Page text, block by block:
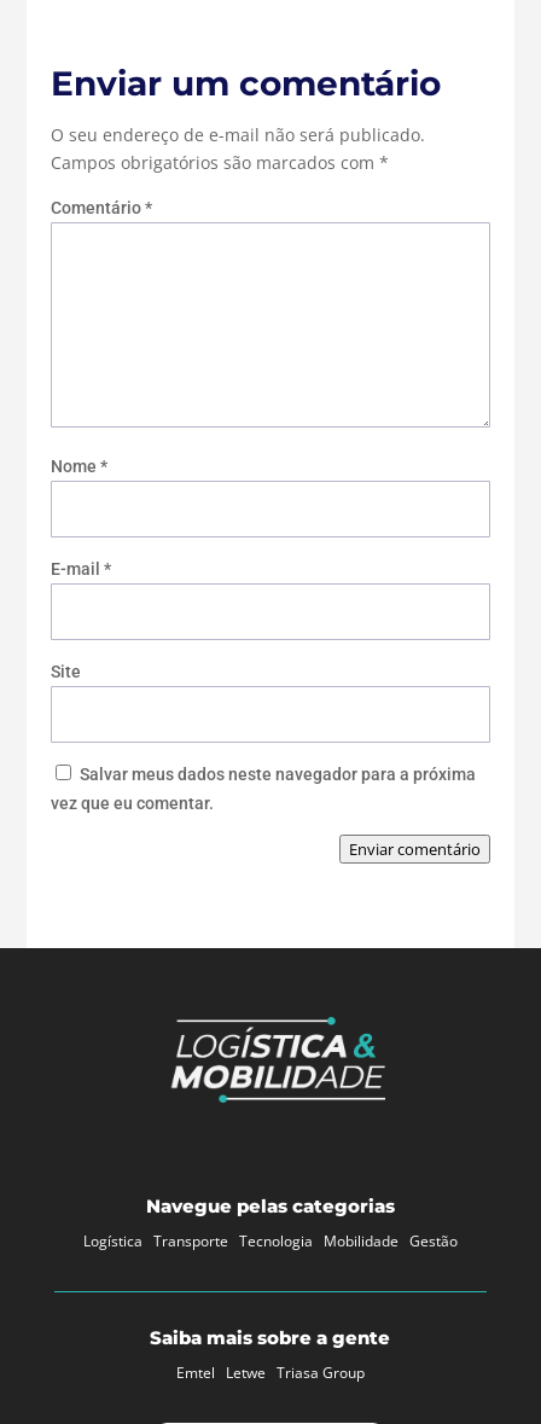
Enviar um comentário
O seu endereço de e-mail não será publicado.
Campos obrigatórios são marcados com*
Comentário*
Nome*
E-mail*
Site
Salvar meus dados neste navegador para a próxima
vez que eu comentar.
Enviar comentário
Navegue pelas categorias
Logística Transporte Tecnologia Mobilidade Gestão
Saiba mais sobre a gente
Emtel Letwe Triasa Group